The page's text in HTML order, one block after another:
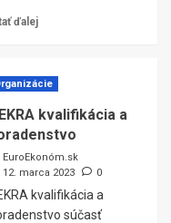
ďalej
kvalifikácia a
EuroEkonóm.sk
12. marca 2023
0
kvalifikácia a
súčasť